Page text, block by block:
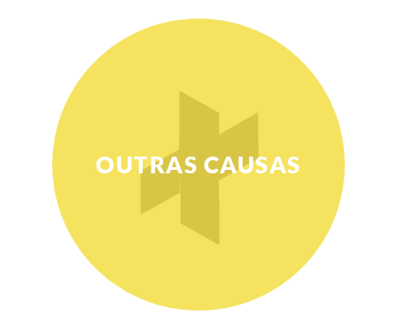
OUTRAS CAUSAS